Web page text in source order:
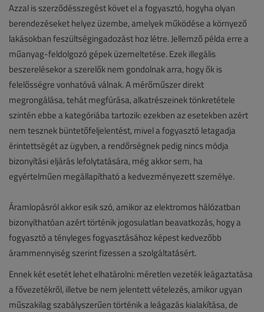
Azzal is szerződésszegést követ el a fogyasztó, hogyha olyan
berendezéseket helyez üzembe, amelyek működése a környező
lakásokban feszültségingadozást hoz létre. Jellemző példa erre a
műanyag-feldolgozó gépek üzemeltetése. Ezek illegális
beszerelésekor a szerelők nem gondolnak arra, hogy ők is
felelősségre vonhatóvá válnak. A mérőműszer direkt
megrongálása, tehát megfúrása, alkatrészeinek tönkretétele
szintén ebbe a kategóriába tartozik: ezekben az esetekben azért
nem tesznek büntetőfeljelentést, mivel a fogyasztó letagadja
érintettségét az ügyben, a rendőrségnek pedig nincs módja
bizonyítási eljárás lefolytatására, még akkor sem, ha
egyértelműen megállapítható a kedvezményezett személye.
Áramlopásról akkor esik szó, amikor az elektromos hálózatban
bizonyíthatóan azért történik jogosulatlan beavatkozás, hogy a
fogyasztó a tényleges fogyasztásához képest kedvezőbb
árammennyiség szerint fizessen a szolgáltatásért.
Ennek két esetét lehet elhatárolni: méretlen vezeték leágaztatása
a fővezetékről, illetve be nem jelentett vételezés, amikor ugyan
műszakilag szabályszerűen történik a leágazás kialakítása, de